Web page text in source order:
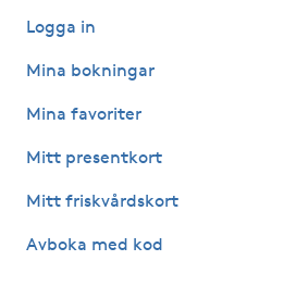
Hälsa
Logga in
Mina bokningar
Mina favoriter
Mitt presentkort
Mitt friskvårdskort
Avboka med kod